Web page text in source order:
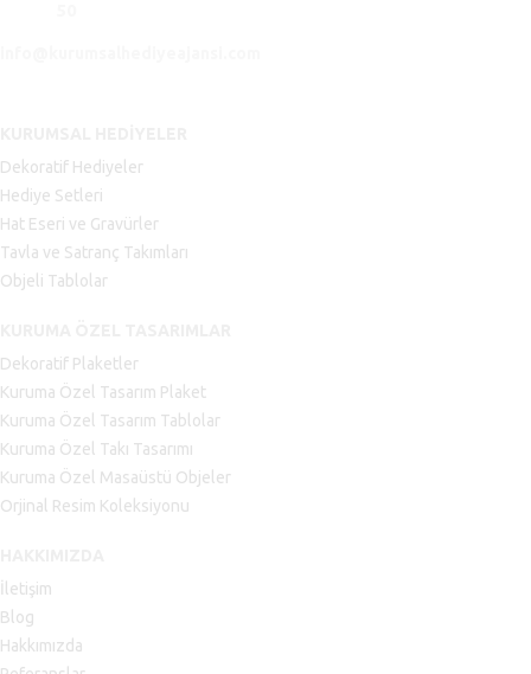
Dekoratif Hediyeler
Hediye Setleri
Hat Eseri ve Gravürler
Tavla ve Satranç Takımları
Objeli Tablolar
Dekoratif Plaketler
Kuruma Özel Tasarım Plaket
Kuruma Özel Tasarım Tablolar
Kuruma Özel Takı Tasarımı
Kuruma Özel Masaüstü Objeler
Orjinal Resim Koleksiyonu
İletişim
Blog
Hakkımızda